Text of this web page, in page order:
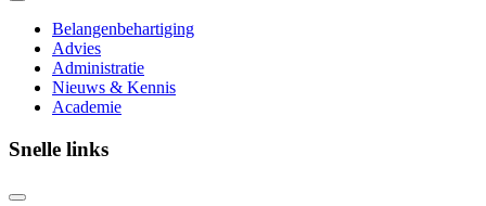
Belangenbehartiging
Advies
Administratie
Nieuws & Kennis
Academie
Snelle links